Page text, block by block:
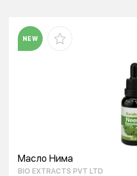
NEW
Масло Нима
BIO EXTRACTS PVT LTD